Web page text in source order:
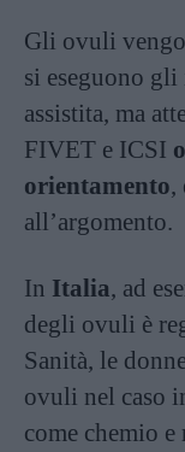
Gli ovuli
si eseguono
assistita, ma
FIVET e ICSI
orientamento,
all’argomento.
In Italia, ad
degli ovuli è
Sanità, le
ovuli nel caso
come chemio e